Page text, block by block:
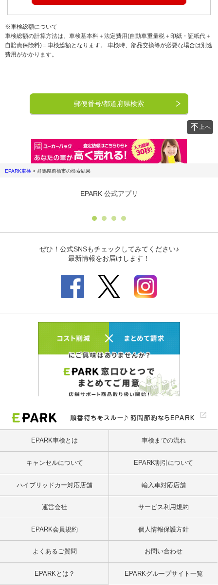
※車検総額について
車検総額の計算方法は、車検基本料＋法定費用(自動車重量税＋印紙・証紙代＋
自賠責保険料)＝車検総額となります。 車検時、部品交換等が必要な場合は別途
費用がかかります。
郵便番号/都道府県検索
上へ
EPARK車検 > 群馬県前橋市の検索結果
EPARK車検とは 車検までの流れ
キャンセルについて EPARK割引について
ハイブリッドカー対応店舗 輸入車対応店舗
運営会社 サービス利用規約
EPARK会員規約 個人情報保護方針
よくあるご質問 お問い合わせ
EPARKとは？ EPARKグループサイト一覧